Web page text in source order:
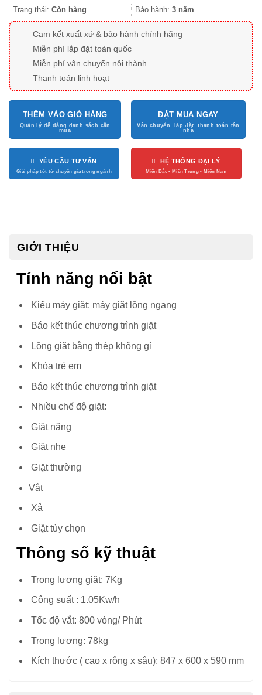
Trạng thái: Còn hàng Bảo hành: 3 năm
Cam kết xuất xứ & bảo hành chính hãng
Miễn phí lắp đặt toàn quốc
Miễn phí vận chuyển nội thành
Thanh toán linh hoạt
THÊM VÀO GIỎ HÀNG ĐẶT MUA NGAY
YÊU CẦU TƯ VẤN HỆ THỐNG ĐẠI LÝ
GIỚI THIỆU
Tính năng nổi bật
Kiểu máy giặt: máy giặt lồng ngang
Báo kết thúc chương trình giặt
Lồng giặt bằng thép không gỉ
Khóa trẻ em
Báo kết thúc chương trình giặt
Nhiều chế độ giặt:
Giặt nặng
Giặt nhẹ
Giặt thường
Vắt
Xả
Giặt tùy chọn
Thông số kỹ thuật
Trọng lượng giặt: 7Kg
Công suất : 1.05Kw/h
Tốc độ vắt: 800 vòng/ Phút
Trọng lượng: 78kg
Kích thước ( cao x rộng x sâu): 847 x 600 x 590 mm